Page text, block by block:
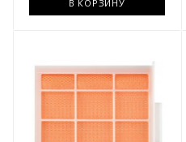
В КОРЗИНУ